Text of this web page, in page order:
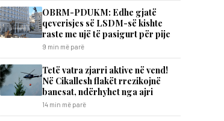
OBRM-PDUKM: Edhe gjatë
qeverisjes së LSDM-së kishte
raste me ujë të pasigurt për pije
9 min më parë
Tetë vatra zjarri aktive në vend!
Në Cikallesh flakët rrezikojnë
banesat, ndërhyhet nga ajri
14 min më parë